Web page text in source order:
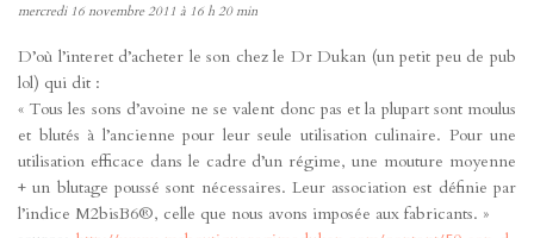
mercredi 16 novembre 2011 à 16 h 20 min
D’où l’interet d’acheter le son chez le Dr Dukan (un petit peu de pub
lol) qui dit :
« Tous les sons d’avoine ne se valent donc pas et la plupart sont moulus
et blutés à l’ancienne pour leur seule utilisation culinaire. Pour une
utilisation efficace dans le cadre d’un régime, une mouture moyenne
+ un blutage poussé sont nécessaires. Leur association est définie par
l’indice M2bisB6®, celle que nous avons imposée aux fabricants. »